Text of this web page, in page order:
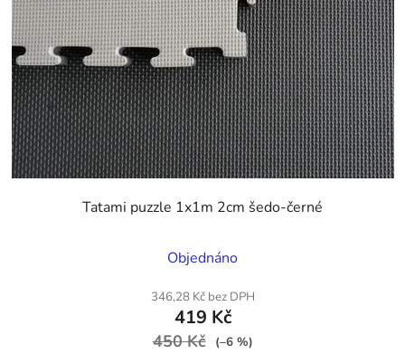
Tatami puzzle 1x1m 2cm šedo-černé
hodnocení
produktu
je
5,0
Objednáno
346,28 Kč bez DPH
419 Kč
450 Kč (–6 %)